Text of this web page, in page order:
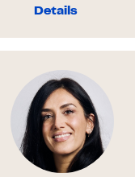
Details